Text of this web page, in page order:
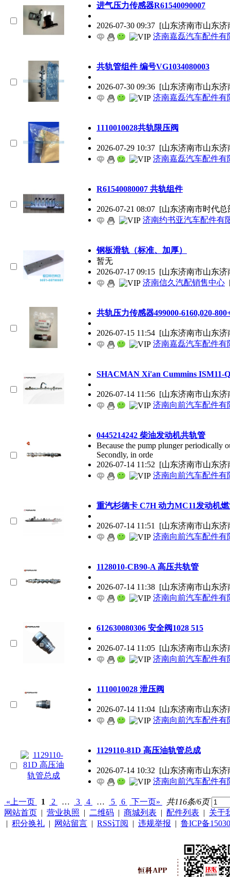
进气压力传感器R61540090007
2026-07-30 09:37 [山东济南市山东
济南嘉磊汽车配件有
共轨管组件 编号VG1034080003
2026-07-30 09:36 [山东济南市山东
济南嘉磊汽车配件有
1110010028共轨限压阀
2026-07-29 10:37 [山东济南市山东
济南嘉磊汽车配件有
R61540080007 共轨组件
2026-07-21 08:07 [山东济南市时代总
济南约书亚汽车配件有
钢板滑轨（标准、加厚）
暂无
2026-07-17 09:15 [山东济南市山东
济南信久汽配销售中心
共轨压力传感器499000-6160,020-
2026-07-15 11:54 [山东济南市山东
济南嘉磊汽车配件有
SHACMAN Xi'an Cummins ISM11-
2026-07-14 11:56 [山东济南市山东
济南向前汽车配件有
0445214242 柴油发动机共轨管
Because the pump plunger periodically
Secondly, in orde
2026-07-14 11:52 [山东济南市山东
济南向前汽车配件有
重汽杉德卡 C7H 动力MC11发动机
2026-07-14 11:51 [山东济南市山东
济南向前汽车配件有
1128010-CB90-A 高压共轨管
2026-07-14 11:38 [山东济南市山东
济南向前汽车配件有
612630080306 安全阀1028 515
2026-07-14 11:05 [山东济南市山东
济南向前汽车配件有
1110010028 泄压阀
2026-07-14 11:04 [山东济南市山东
济南向前汽车配件有
1129110-81D 高压油轨管总成
2026-07-14 10:32 [山东济南市山东
济南向前汽车配件有
«上一页 1 2 … 3 4 … 5 6 下一页»
共116条/6页
网站首页 | 营业执照 | 二维码 | 商城列表 | 配件列表 | 关于
| 积分换礼 | 网站留言 | RSS订阅 | 违规举报 | 鲁ICP备